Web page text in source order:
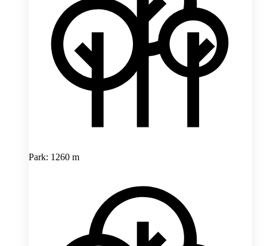
Park: 1260 m